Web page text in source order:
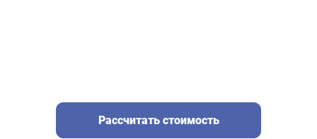
Рассчитать стоимость